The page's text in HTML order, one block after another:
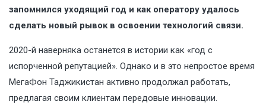
запомнился уходящий год и как оператору удалось
сделать новый рывок в освоении технологий связи.
2020-й наверняка останется в истории как «год с
испорченной репутацией». Однако и в это непростое время
МегаФон Таджикистан активно продолжал работать,
предлагая своим клиентам передовые инновации.